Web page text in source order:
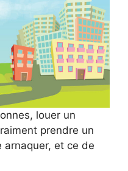
louer un
prendre un
arnaquer, et ce de